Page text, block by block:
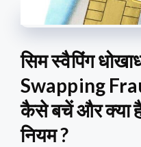
सिम स्वैपिंग
Swapping
कैसे बचें और क्या
नियम ?